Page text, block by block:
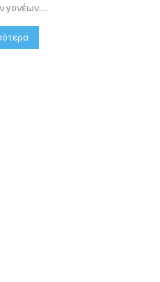
γονέων....